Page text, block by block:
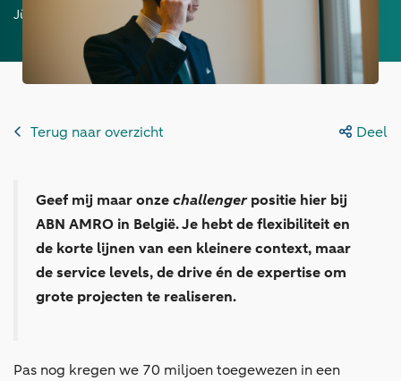
Jürgen Ruytings – Head of Branches
Terug naar overzicht Deel
Geef mij maar onzechallengerpositie hier bij
ABN AMRO in België. Je hebt de flexibiliteit en
de korte lijnen van een kleinere context, maar
de service levels, de drive én de expertise om
grote projecten te realiseren.
Pas nog kregen we 70 miljoen toegewezen in een